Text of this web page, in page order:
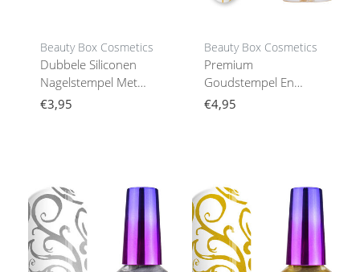
Beauty Box Cosmetics
Dubbele Siliconen
Nagelstempel Met
Kristallen
€3,95
Beauty Box Cosmetics
Premium
Goudstempel En
Plaatlak 7Ml Nr. 96
€4,95